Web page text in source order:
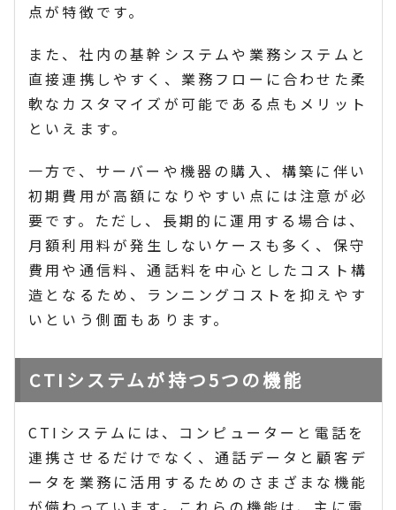
点が特徴です。
また、社内の基幹システムや業務システムと
直接連携しやすく、業務フローに合わせた柔
軟なカスタマイズが可能である点もメリット
といえます。
一方で、サーバーや機器の購入、構築に伴い
初期費用が高額になりやすい点には注意が必
要です。ただし、長期的に運用する場合は、
月額利用料が発生しないケースも多く、保守
費用や通信料、通話料を中心としたコスト構
造となるため、ランニングコストを抑えやす
いという側面もあります。
CTIシステムが持つ5つの機能
CTIシステムには、コンピューターと電話を
連携させるだけでなく、通話データと顧客デ
ータを業務に活用するためのさまざまな機能